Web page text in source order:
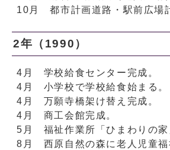
10月 都市計画道路・駅前広場
2年（1990）
4月 学校給食センター完成。
4月 小学校で学校給食始まる。
4月 万願寺橋架け替え完成。
4月 商工会館完成。
5月 福祉作業所「ひまわりの家
8月 西原自然の森に老人児童福